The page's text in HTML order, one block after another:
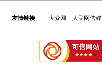
友情链接 大众网 人民网传媒